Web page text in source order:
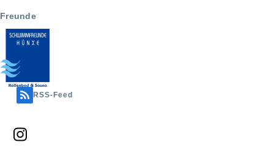
Freunde
RSS-Feed